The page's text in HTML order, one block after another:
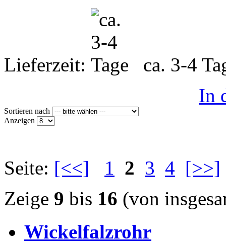
Lieferzeit:
ca. 3-4
In
Sortieren nach
Anzeigen
Seite: [<<] 1 2 3 4 [>>]
Zeige 9 bis 16 (von
Wickelfalzrohr